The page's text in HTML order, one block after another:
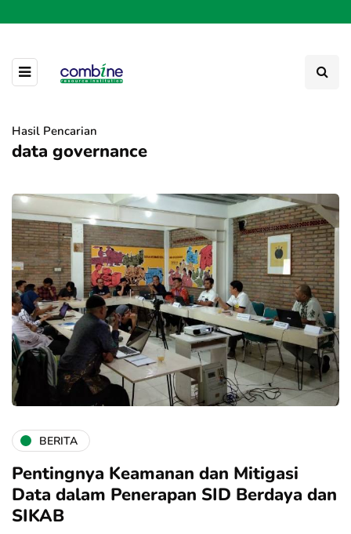
Hasil Pencarian
data governance
BERITA
Pentingnya Keamanan dan Mitigasi
Data dalam Penerapan SID Berdaya dan
SIKAB